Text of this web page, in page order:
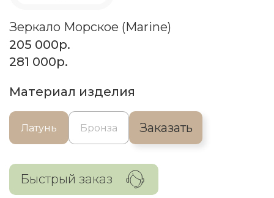
Зеркало Морское (Marine)
205 000р.
281 000р.
Материал изделия
Латунь Бронза Заказать
Быстрый заказ